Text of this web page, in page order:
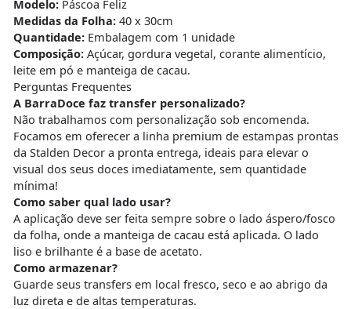
Modelo:Páscoa Feliz
Medidas da Folha:40 x 30cm
Quantidade:Embalagem com 1 unidade
Composição:Açúcar, gordura vegetal, corante alimentício,
leite em pó e manteiga de cacau.
Perguntas Frequentes
A BarraDoce faz transfer personalizado?
Não trabalhamos com personalização sob encomenda.
Focamos em oferecer a linha premium de estampas prontas
da Stalden Decor a pronta entrega, ideais para elevar o
visual dos seus doces imediatamente, sem quantidade
mínima!
Como saber qual lado usar?
A aplicação deve ser feita sempre sobre o lado áspero/fosco
da folha, onde a manteiga de cacau está aplicada. O lado
liso e brilhante é a base de acetato.
Como armazenar?
Guarde seus transfers em local fresco, seco e ao abrigo da
luz direta e de altas temperaturas.